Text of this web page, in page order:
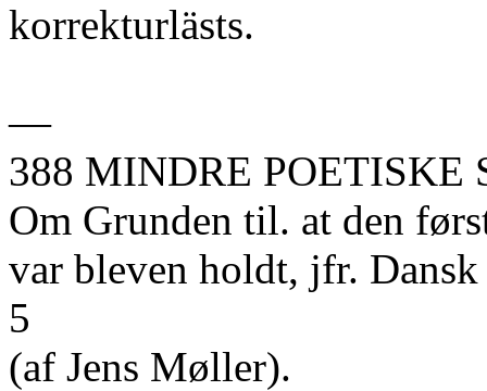
korrekturlästs.
—
388 MINDRE POETISKE
Om Grunden til. at den
var bleven holdt, jfr.
5
(af Jens Møller).